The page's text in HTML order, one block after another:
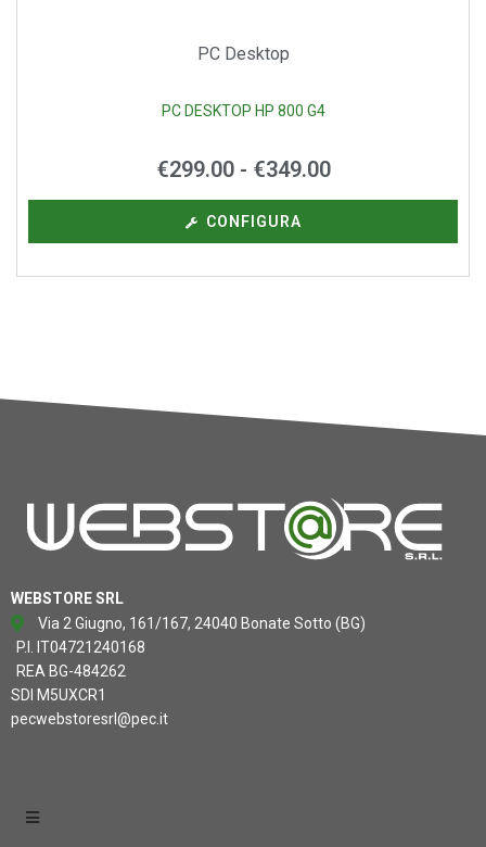
PC Desktop
PC DESKTOP HP 800 G4
€299.00 - €349.00
CONFIGURA
WEBSTORE SRL
Via 2 Giugno, 161/167, 24040 Bonate Sotto (BG)
P.I. IT04721240168
REA BG-484262
SDI M5UXCR1
pecwebstoresrl@pec.it